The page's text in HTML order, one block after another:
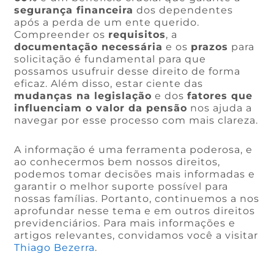
segurança financeira dos dependentes
após a perda de um ente querido.
Compreender os requisitos, a
documentação necessária e os prazos para
solicitação é fundamental para que
possamos usufruir desse direito de forma
eficaz. Além disso, estar ciente das
mudanças na legislação e dosfatores que
influenciam o valor da pensão nos ajuda a
navegar por esse processo com mais clareza.
A informação é uma ferramenta poderosa, e
ao conhecermos bem nossos direitos,
podemos tomar decisões mais informadas e
garantir o melhor suporte possível para
nossas famílias. Portanto, continuemos a nos
aprofundar nesse tema e em outros direitos
previdenciários. Para mais informações e
artigos relevantes, convidamos você a visitar
Thiago Bezerra.